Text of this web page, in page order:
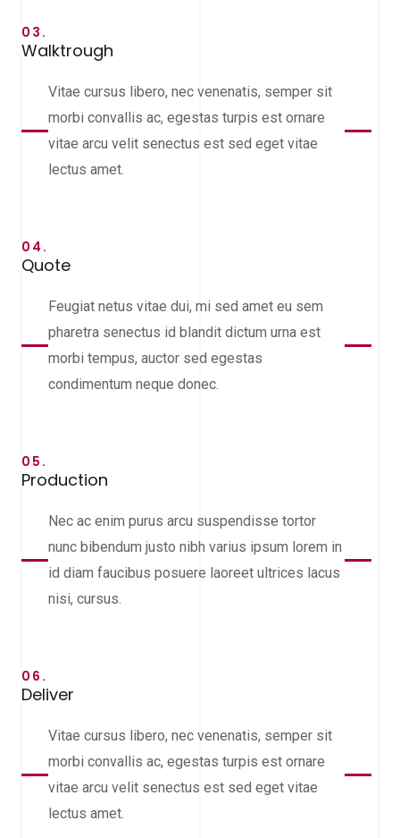
03.
Walktrough
Vitae cursus libero, nec venenatis, semper sit
morbi convallis ac, egestas turpis est ornare
vitae arcu velit senectus est sed eget vitae
lectus amet.
04.
Quote
Feugiat netus vitae dui, mi sed amet eu sem
pharetra senectus id blandit dictum urna est
morbi tempus, auctor sed egestas
condimentum neque donec.
05.
Production
Nec ac enim purus arcu suspendisse tortor
nunc bibendum justo nibh varius ipsum lorem in
id diam faucibus posuere laoreet ultrices lacus
nisi, cursus.
06.
Deliver
Vitae cursus libero, nec venenatis, semper sit
morbi convallis ac, egestas turpis est ornare
vitae arcu velit senectus est sed eget vitae
lectus amet.